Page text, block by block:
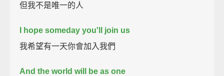
但我不是唯一的人
I hope someday you'll join us
我希望有一天你會加入我們
And the world will be as one